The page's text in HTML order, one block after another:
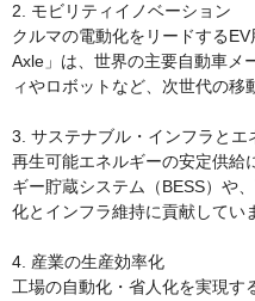
2. モビリティイノベーション
クルマの電動化をリードする
Axle」は、世界の主要自動車メ
ィやロボットなど、次世代の移
3. サステナブル・インフラとエ
再生可能エネルギーの安定供給
ギー貯蔵システム（BESS）や
化とインフラ維持に貢献してい
4. 産業の生産効率化
工場の自動化・省人化を実現す